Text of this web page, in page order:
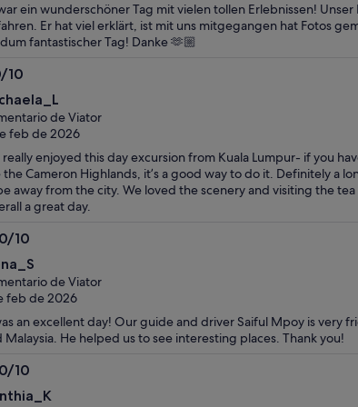
inferior
inferior
ein wunderschöner Tag mit vielen tollen Erlebnissen!
Er hat viel erklärt, ist mit uns mitgegangen hat Fotos
fantastischer Tag! Danke 🫶🏼
10
de Viator
feb de 2026
really enjoyed this day excursion from Kuala Lumpur- if you
the Cameron Highlands, it’s a good way to do it. Definitely a
away from the city. We loved the scenery and visiting the
a great day.
10
de Viator
feb de 2026
an excellent day! Our guide and driver Saiful Mpoy is very
Malaysia. He helped us to see interesting places. Thank you!
10